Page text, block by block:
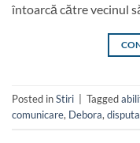
întoarcă către vecinul
Posted inStiri Tagged
comunicare, Debora, disputa